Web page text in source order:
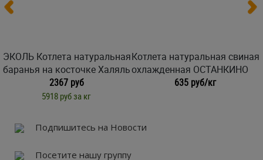
ЭКОЛЬ Котлета натуральная
баранья на косточке Халяль
2367 руб
5918 руб за кг
Котлета натуральная свиная
охлажденная ОСТАНКИНО
635 руб/кг
Подпишитесь на Новости
Посетите нашу группу